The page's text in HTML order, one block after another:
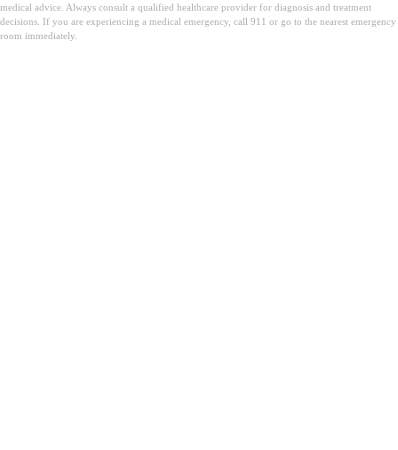
medical advice. Always consult a qualified healthcare provider for diagnosis and treatment
decisions. If you are experiencing a medical emergency, call 911 or go to the nearest emergency
room immediately.